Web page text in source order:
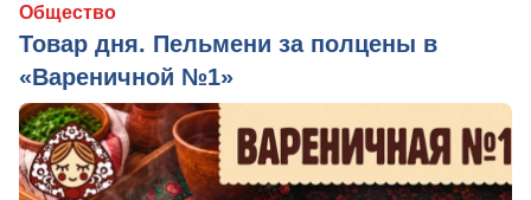
Общество
Товар дня. Пельмени за полцены в
«Вареничной №1»